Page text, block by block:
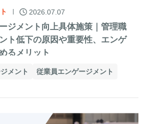
2026.07.07
ジメント向上具体施策｜管理職
ト低下の原因や重要性、エンゲ
るメリット
メント 従業員エンゲージメント